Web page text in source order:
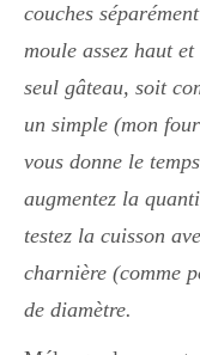
couches
moule assez haut
seul gâteau, soit
un simple (mon
vous donne le
augmentez la
testez la cuisson
charnière (comme
de diamètre.